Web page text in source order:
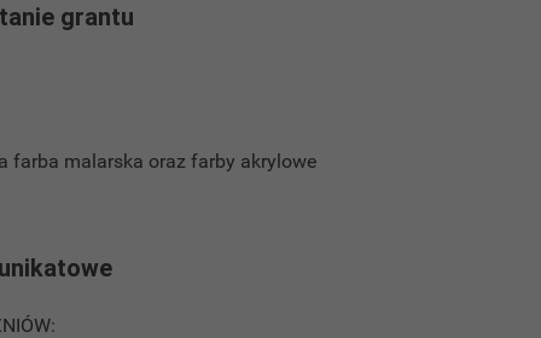
grantu
farba malarska oraz farby akrylowe